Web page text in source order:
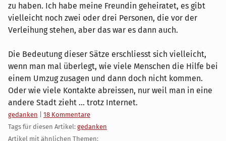
zu haben. Ich habe meine Freundin geheiratet, es gibt
vielleicht noch zwei oder drei Personen, die vor der
Verleihung stehen, aber das war es dann auch.
Die Bedeutung dieser Sätze erschliesst sich vielleicht,
wenn man mal überlegt, wie viele Menschen die Hilfe bei
einem Umzug zusagen und dann doch nicht kommen.
Oder wie viele Kontakte abreissen, nur weil man in eine
andere Stadt zieht ... trotz Internet.
Kategorien:
gedanken
18 Kommentare
Tags für diesen Artikel: gedanken
Artikel mit ähnlichen Themen: